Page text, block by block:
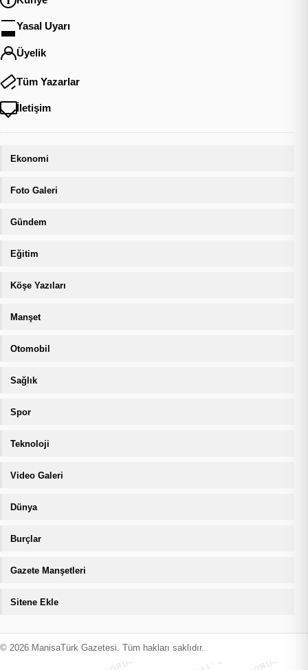
Yasal Uyarı
Üyelik
Tüm Yazarlar
İletişim
Ekonomi
Foto Galeri
Gündem
Eğitim
Köşe Yazıları
Manşet
Otomobil
Sağlık
Spor
Teknoloji
Video Galeri
Dünya
Burçlar
Gazete Manşetleri
Sitene Ekle
© 2026 ManisaTürk Gazetesi. Tüm hakları saklıdır.